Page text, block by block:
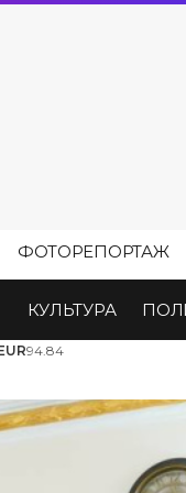
ФОТОРЕПОРТАЖ
КУЛЬТУРА
94.84